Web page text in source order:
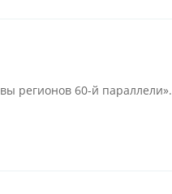
регионов 60-й параллели».